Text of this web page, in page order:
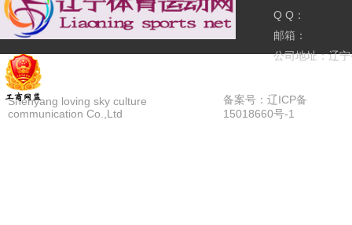
Q Q：
邮箱：
公司地址：辽
Shenyang loving sky culture
communication Co.,Ltd
备案号：辽ICP备
15018660号-1